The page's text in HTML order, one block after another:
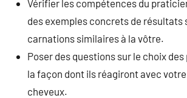
Vérifier les compétences du
des exemples concrets de résultats
carnations similaires à la vôtre.
Poser des questions sur le choix
la façon dont ils réagiront avec
cheveux.